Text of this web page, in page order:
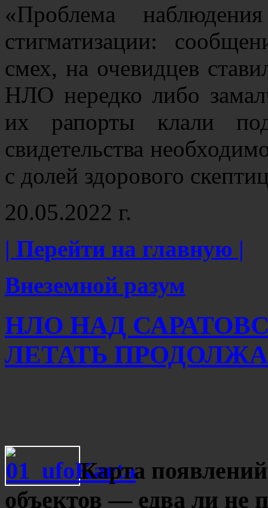
«Проблема
стигматизации:
смех, на очевидцев
НЛО нередко либо
их рапорты клали
свидетельства
с долей здорового
20.05.2022 г.
| Перейти на главную |
Внеземной разум
НЛО НАД
ЛЕТАТЬ
Карта
объектов — едва ли не